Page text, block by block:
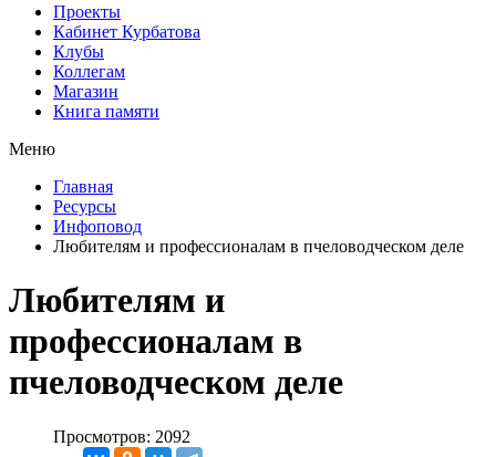
Проекты
Кабинет Курбатова
Клубы
Коллегам
Магазин
Книга памяти
Меню
Главная
Ресурсы
Инфоповод
Любителям и профессионалам в пчеловодческом деле
Любителям и
профессионалам в
пчеловодческом деле
Просмотров: 2092